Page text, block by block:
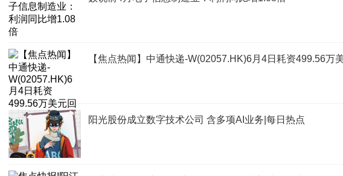
【焦点热闻】中通快递-W(02057.HK)6月4日耗资499.56万
阳光股份成立数字技术公司 含多项AI业务|每日热点